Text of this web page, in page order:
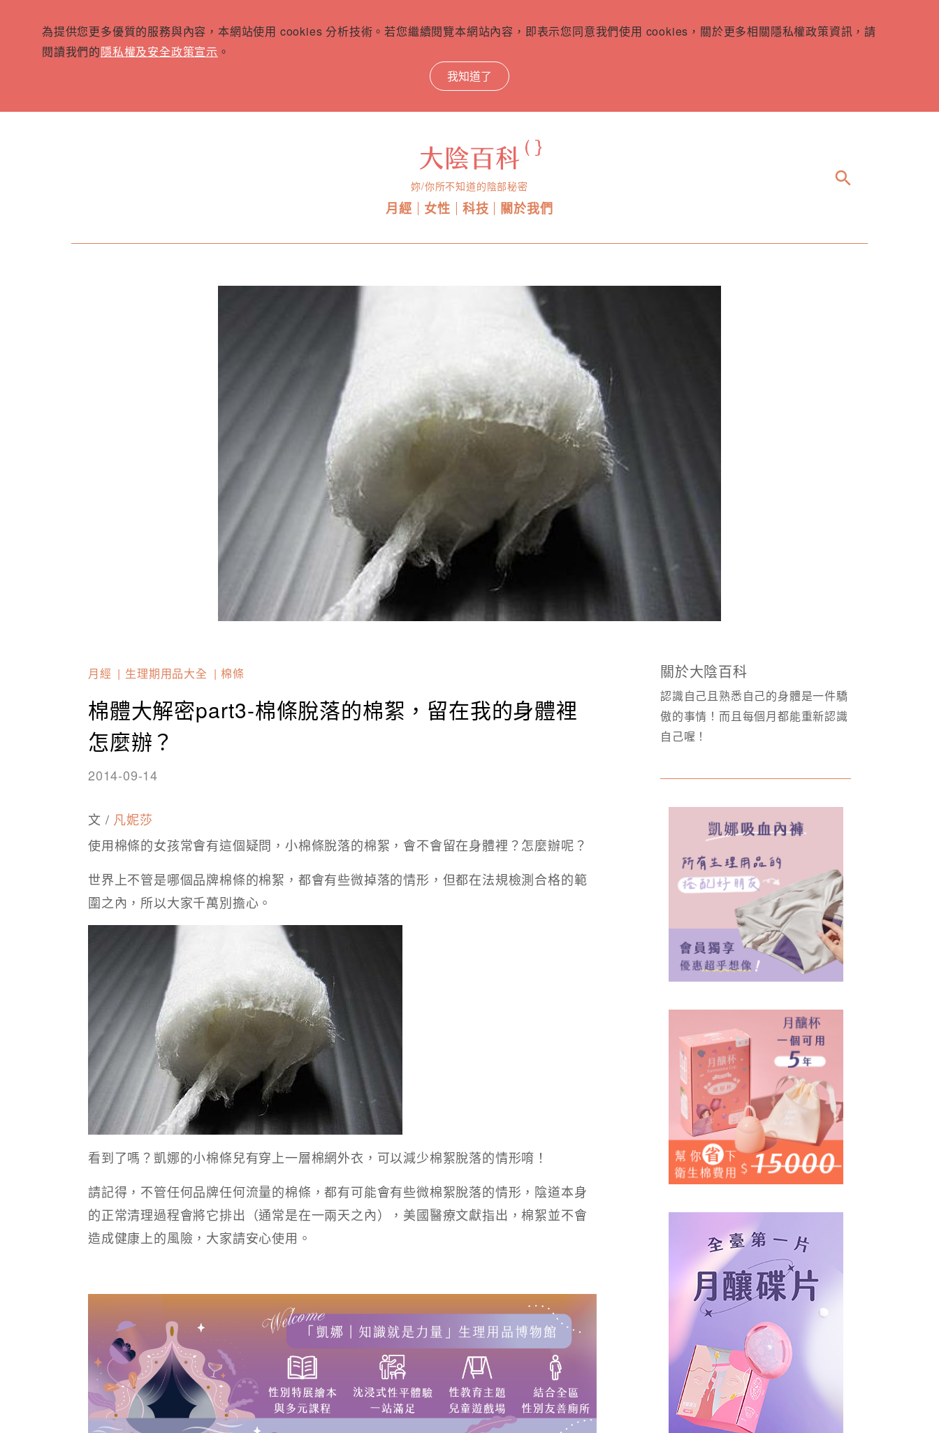
為提供您更多優質的服務與內容，本網站使用 cookies 分析技術。若您繼續閱覽本網站內容，即表示您同意我們使用 cookies，關於更多相關隱私權政策資訊，請
閱讀我們的隱私權及安全政策宣示 。
我知道了
妳/你所不知道的陰部秘密
月經 女性 科技 關於我們
search
月經 生理期用品大全 棉條
棉體大解密part3-棉條脫落的棉絮，留在我的身體裡
怎麼辦？
2014-09-14
文 / 凡妮莎
使用棉條的女孩常會有這個疑問，小棉條脫落的棉絮，會不會留在身體裡？怎麼辦呢？
世界上不管是哪個品牌棉條的棉絮，都會有些微掉落的情形，但都在法規檢測合格的範
圍之內，所以大家千萬別擔心。
看到了嗎？凱娜的小棉條兒有穿上一層棉網外衣，可以減少棉絮脫落的情形唷！
請記得，不管任何品牌任何流量的棉條，都有可能會有些微棉絮脫落的情形，陰道本身
的正常清理過程會將它排出（通常是在一兩天之內），美國醫療文獻指出，棉絮並不會
造成健康上的風險，大家請安心使用。
關於大陰百科
認識自己且熟悉自己的身體是一件驕
傲的事情！而且每個月都能重新認識
自己喔！